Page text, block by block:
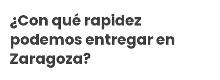
¿Con qué rapidez
podemos entregar en
Zaragoza?